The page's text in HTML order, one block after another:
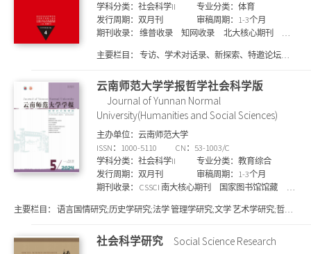
学科分类：社会科学II
专业分类：体育
发行周期：双月刊
审稿周期：1-3个月
期刊收录： 维普收录 知网收录
北大核心期刊
海图书馆馆藏
SCD期刊目录
主要栏目： 专访、学术对话录、新探索、特邀论坛、
云南师范大学学报哲学社会科学版
Journal of Yunnan Normal
University(Humanities and Social Sciences)
主办单位：云南师范大学
ISSN：1000-5110
CN：53-1003/C
学科分类：社会科学II
专业分类：教育综合
发行周期：双月刊
审稿周期：1-3个月
期刊收录： CSSCI 南大核心期刊 国家图书馆馆藏
知
藏
万方收录
主要栏目： 语言国情研究;历史学研究;法学 管理学研究;文学 艺术学研究;哲学
社会科学研究 Social Science Research